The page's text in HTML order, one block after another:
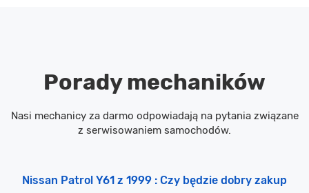
Porady mechaników
Nasi mechanicy za darmo odpowiadają na pytania związane
z serwisowaniem samochodów.
Nissan Patrol Y61 z 1999 : Czy będzie dobry zakup